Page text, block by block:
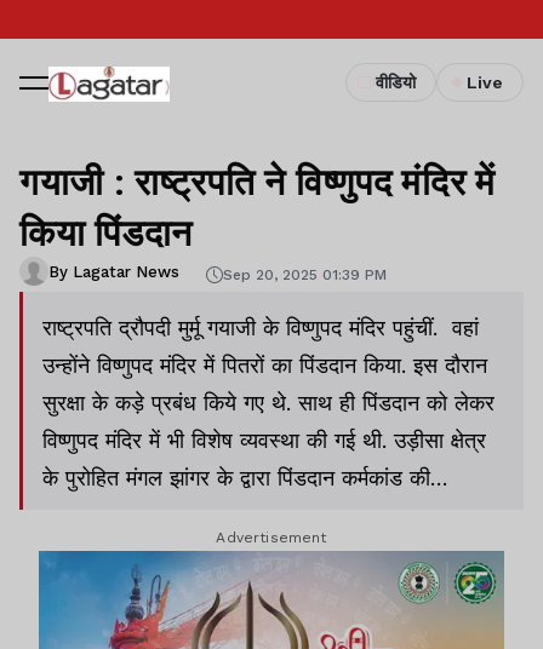
वीडियो Live
गयाजी : राष्ट्रपति ने विष्णुपद मंदिर में
किया पिंडदान
By Lagatar News Sep 20, 2025 01:39 PM
राष्ट्रपति द्रौपदी मुर्मू गयाजी के विष्णुपद मंदिर पहुंचीं. वहां
उन्होंने विष्णुपद मंदिर में पितरों का पिंडदान किया. इस दौरान
सुरक्षा के कड़े प्रबंध किये गए थे. साथ ही पिंडदान को लेकर
विष्णुपद मंदिर में भी विशेष व्यवस्था की गई थी. उड़ीसा क्षेत्र
के पुरोहित मंगल झांगर के द्वारा पिंडदान कर्मकांड की
Advertisement